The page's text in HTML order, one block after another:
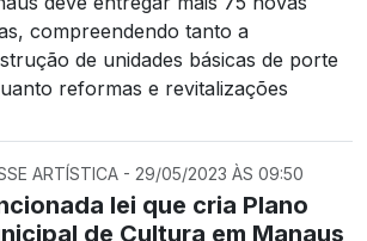
compreendendo tanto a
de unidades básicas de porte
reformas e revitalizações
ARTÍSTICA - 29/05/2023 ÀS 09:50
lei que cria Plano
de Cultura em Manaus